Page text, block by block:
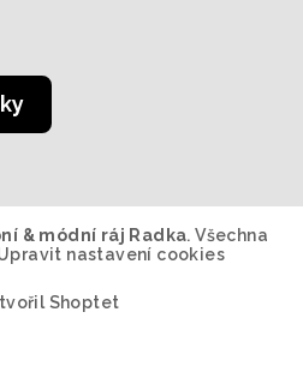
& módní ráj Radka. Všechna
nastavení cookies
Shoptet